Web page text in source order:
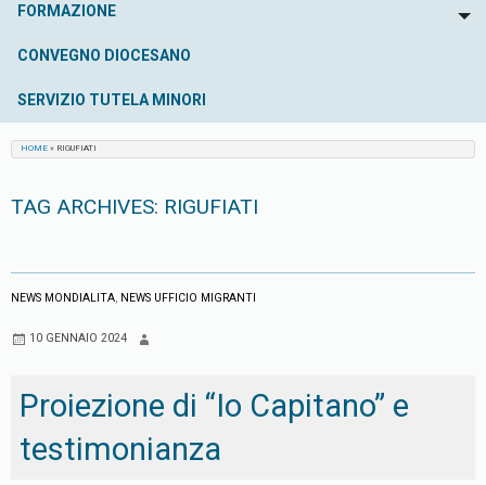
FORMAZIONE
CONVEGNO DIOCESANO
SERVIZIO TUTELA MINORI
HOME » RIGUFIATI
TAG ARCHIVES: RIGUFIATI
NEWS MONDIALITA, NEWS UFFICIO MIGRANTI
10 GENNAIO 2024
Proiezione di “Io Capitano” e
testimonianza